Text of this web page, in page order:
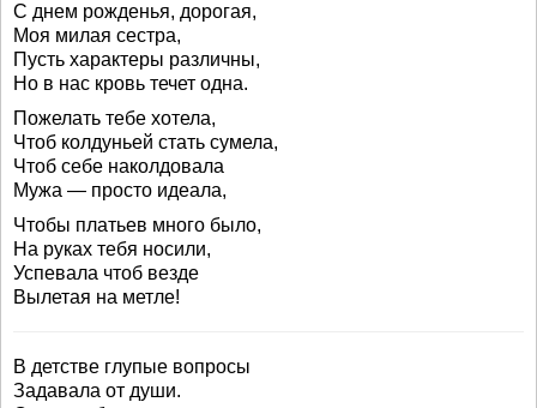
С днем рожденья, дорогая,
Моя милая сестра,
Пусть характеры различны,
Но в нас кровь течет одна.
Пожелать тебе хотела,
Чтоб колдуньей стать сумела,
Чтоб себе наколдовала
Мужа — просто идеала,
Чтобы платьев много было,
На руках тебя носили,
Успевала чтоб везде
Вылетая на метле!
В детстве глупые вопросы
Задавала от души.